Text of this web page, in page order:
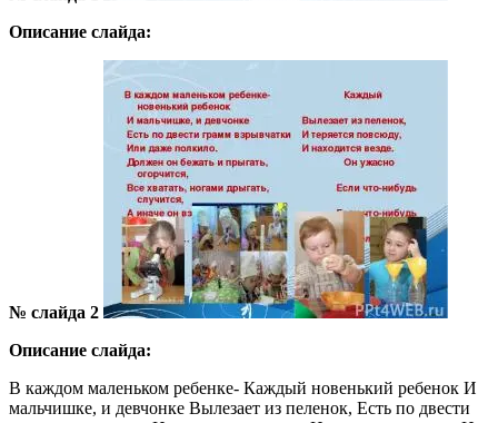
Описание слайда:
№ слайда 2
Описание слайда:
В каждом маленьком ребенке- Каждый новенький ребенок И
мальчишке, и девчонке Вылезает из пеленок, Есть по двести